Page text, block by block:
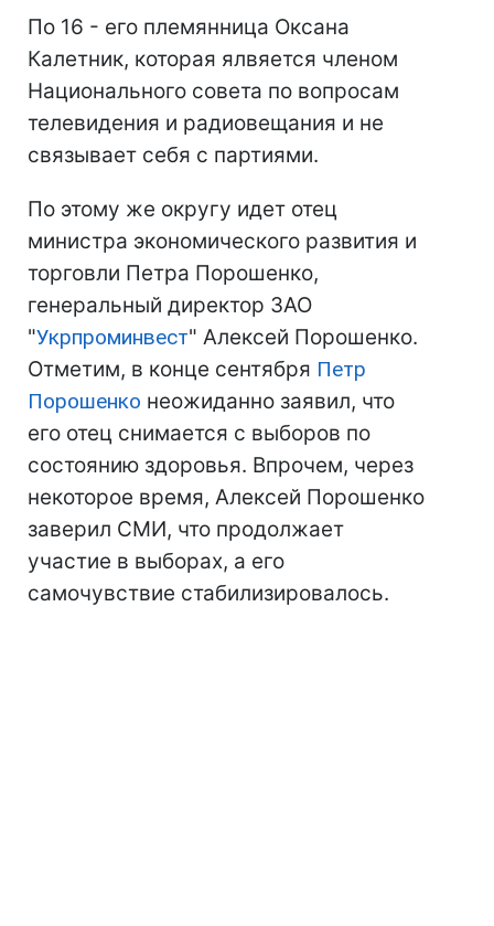
По 16 - его племянница Оксана
Калетник, которая ялвяется членом
Национального совета по вопросам
телевидения и радиовещания и не
связывает себя с партиями.
По этому же округу идет отец
министра экономического развития и
торговли Петра Порошенко,
генеральный директор ЗАО
"Укрпроминвест" Алексей Порошенко.
Отметим, в конце сентября Петр
Порошенко неожиданно заявил, что
его отец снимается с выборов по
состоянию здоровья. Впрочем, через
некоторое время, Алексей Порошенко
заверил СМИ, что продолжает
участие в выборах, а его
самочувствие стабилизировалось.